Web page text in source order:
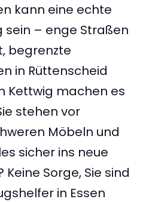
kann eine echte
sein – enge Straßen
begrenzte
in Rüttenscheid
Kettwig machen es
stehen vor
Möbeln und
sicher ins neue
Sorge, Sie sind
in Essen